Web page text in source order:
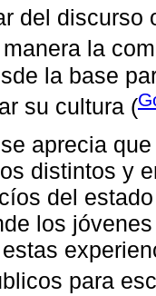
del discurso
la
la base
su cultura (
aprecia
distintos y
del
los
para